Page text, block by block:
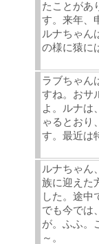
たことがあ
す。来年、
ルナちゃん
の様に猿に
ラブちゃん
すね。おサ
よ。ルナは
ゃるとおり
す。最近は
ルナちゃん
族に迎えた
した。途中
でも今では
が。ふふ。
～。